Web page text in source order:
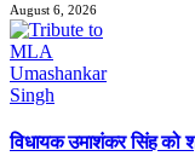
August 6, 2026
विधायक उमाशंकर सिंह को